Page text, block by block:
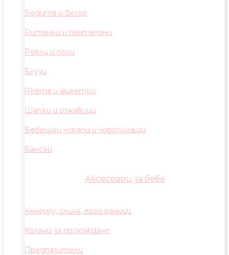
Бодита и бельо
Ританки и панталони
Рокли и поли
Блузи
Якета и жилетки
Шапки и ръкавици
Бебешки чорапи и чоропогащи
Бански
Аксесоари за бебе
Кенгуру, слинг, ерго раници
Колани за прохождане
Предпазители